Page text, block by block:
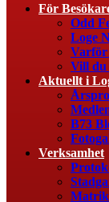
För
Odd
Loge
Varför
Vill du
Aktuellt i
B73
Verksamhet